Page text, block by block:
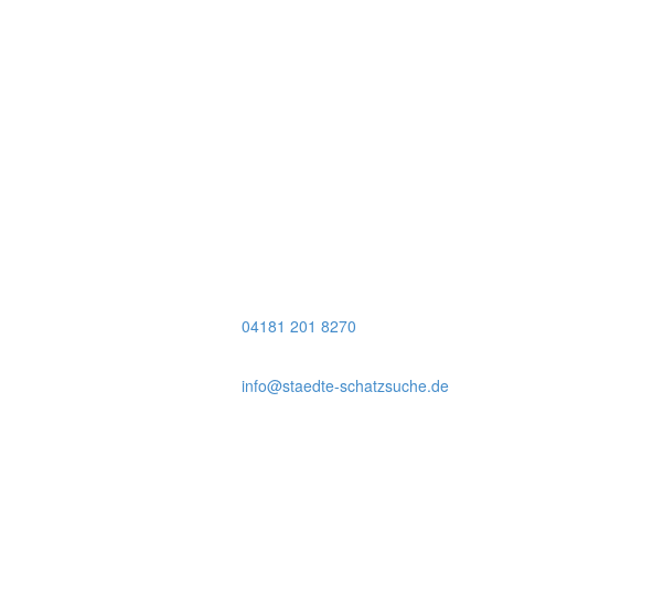
04181 201 8270
info@staedte-schatzsuche.de